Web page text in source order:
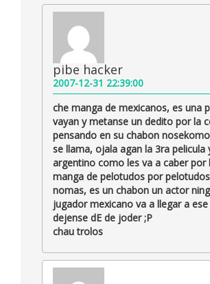
pibe hacker
2007-12-31 22:39:00
che manga de mexicanos, es una
vayan y metanse un dedito por la
pensando en su chabon
se llama, ojala agan la 3ra pelicula
argentino como les va a caber por
manga de pelotudos por
nomas, es un chabon un actor
jugador mexicano va a llegar a ese
dejense dE de joder ;P
chau trolos